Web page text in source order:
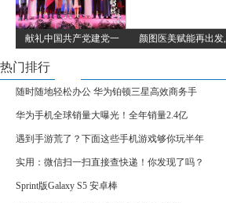
献礼中国共产党建党一 颜图医美赋能再出发,
热门排行
随时随地轻松办公 华为铂顿三星高效商务手
华为手机全球销量大曝光！全年销量2.4亿
遇到手游荒了？下面这些手机游戏够你玩半年
实用：微信扫一扫直接查快递！你发现了吗？
Sprint版Galaxy S5 安卓棒